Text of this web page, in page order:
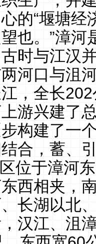
的“堰塘经
也。”漳河
时与江汉
河口与沮
，全长
游兴建了
构建了一
合，蓄、
位于漳河
西相夹，
长湖以北
汉江、沮